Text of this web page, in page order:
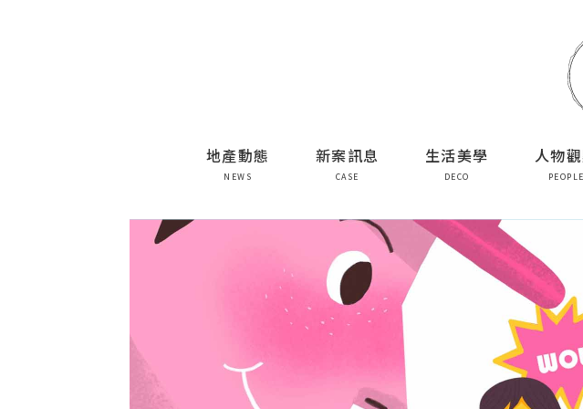
地產動態
NEWS
新案訊息
CASE
生活美學
DECO
人物
PEOPLE